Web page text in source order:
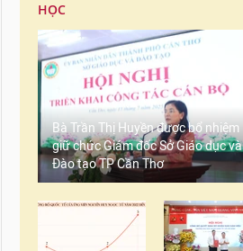
HỌC
Bà Trần Thị Huyền được bổ nhiệm
giữ chức Giám đốc Sở Giáo dục và
Đào tạo TP Cần Thơ